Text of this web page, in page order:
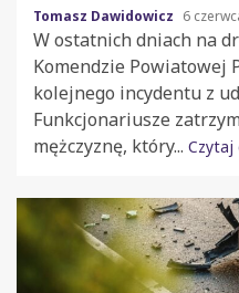
Tomasz Dawidowicz 6
W ostatnich dniach na
Komendzie Powiatowej
kolejnego incydentu z
Funkcjonariusze
mężczyznę, który... Czytaj